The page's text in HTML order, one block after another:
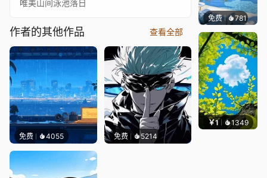
唯美山间泳池落日
作者的其他作品 查看全部
免费 4055 免费 5214
免费 781豆子
￥1 1349 渔小